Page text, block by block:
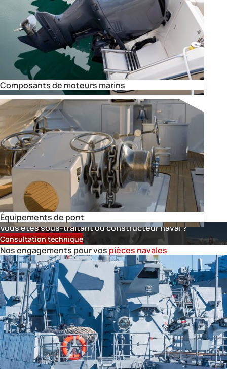
Composants de moteurs marins
Équipements de pont
Vous êtes sous-traitant ou constructeur naval ?
Consultation technique
Nos engagements pour vos pièces navales